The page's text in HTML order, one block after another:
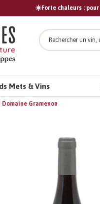
☀️Forte chaleurs :
Rechercher
Mets & Vins
Gramenon